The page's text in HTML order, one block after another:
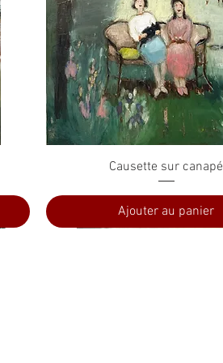
Aperçu rapide
Causette sur canapé
Ajouter au panier